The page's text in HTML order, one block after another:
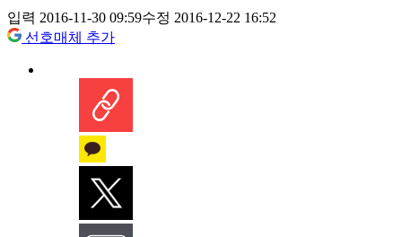
입력 2016-11-30 09:59수정 2016-12-22 16:52
선호매체 추가